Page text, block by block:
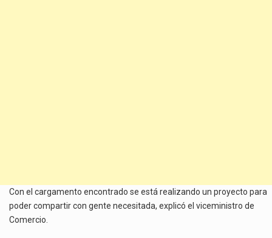
Con el cargamento encontrado se está realizando un proyecto para
poder compartir con gente necesitada, explicó el viceministro de
Comercio.